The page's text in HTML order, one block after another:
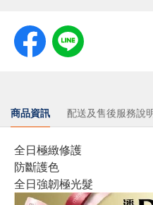
商品資訊 配送及售後服務說
全日極緻修護
防斷護色
全日強韌極光髮